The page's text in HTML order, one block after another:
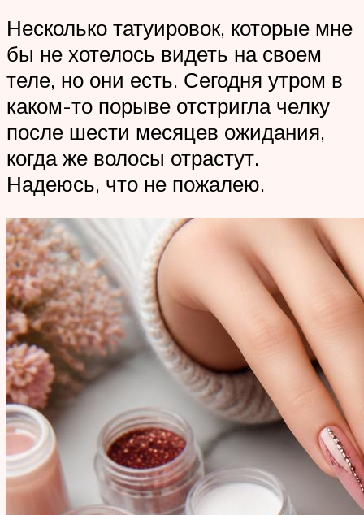
Несколько татуировок, которые мне
бы не хотелось видеть на своем
теле, но они есть. Сегодня утром в
каком-то порыве отстригла челку
после шести месяцев ожидания,
когда же волосы отрастут.
Надеюсь, что не пожалею.